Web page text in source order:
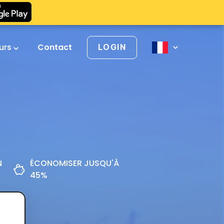
Contact LOGIN
ÉCONOMISER JUSQU'À
45%